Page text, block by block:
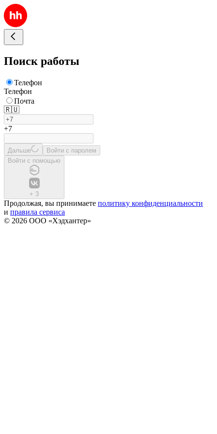
Поиск работы
Телефон
Телефон
Почта
🇷🇺
+7
Дальше
Войти с паролем
Войти с помощью
+ 3
Продолжая, вы принимаете политику конфиденциальности
и правила сервиса
© 2026 ООО «Хэдхантер»